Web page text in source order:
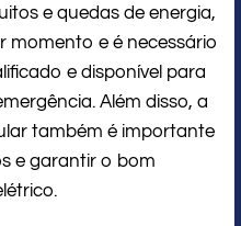
e quedas de energia,
momento e é necessário
e disponível para
Além disso, a
também é importante
e garantir o bom